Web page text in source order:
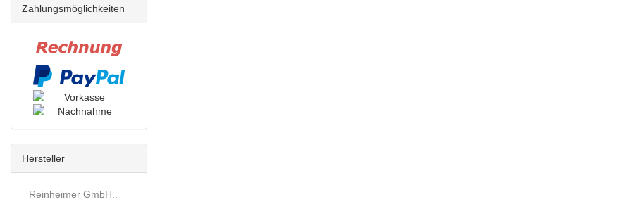
Zahlungsmöglichkeiten
Hersteller
Reinheimer GmbH..